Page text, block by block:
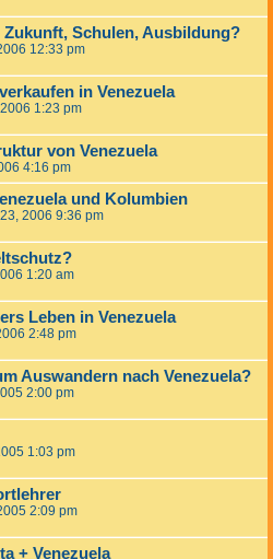
Zukunft, Schulen, Ausbildung?
12:33 pm
in Venezuela
1:23 pm
von Venezuela
4:16 pm
und Kolumbien
2006 9:36 pm
1:20 am
Leben in Venezuela
2:48 pm
Auswandern nach Venezuela?
2:00 pm
1:03 pm
2:09 pm
+ Venezuela